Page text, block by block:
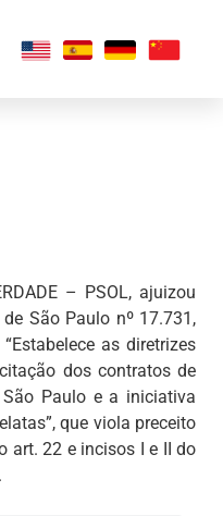
– PSOL, ajuizou
São Paulo nº 17.731,
as diretrizes
dos contratos de
Paulo e a iniciativa
que viola preceito
art. 22 e incisos I e II do